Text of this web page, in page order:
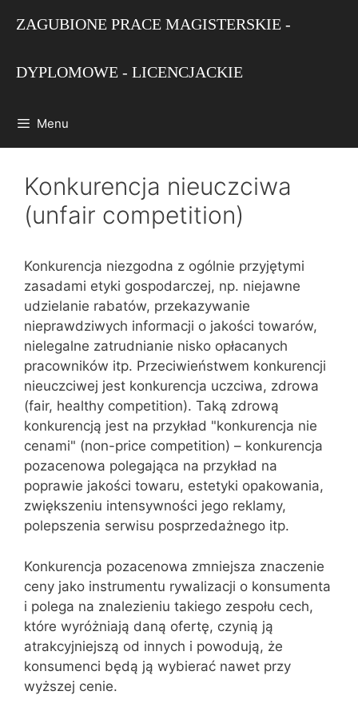
ZAGUBIONE PRACE MAGISTERSKIE -
DYPLOMOWE - LICENCJACKIE
Menu
Konkurencja nieuczciwa
(unfair competition)
Konkurencja niezgodna z ogólnie przyjętymi
zasadami etyki gospodarczej, np. niejawne
udzielanie rabatów, przekazywanie
nieprawdziwych informacji o jakości towarów,
nielegalne zatrudnianie nisko opłacanych
pracowników itp. Przeciwieństwem konkurencji
nieuczciwej jest konkurencja uczciwa, zdrowa
(fair, healthy competition). Taką zdrową
konkurencją jest na przykład "konkurencja nie
cenami" (non-price competition) – konkurencja
pozacenowa polegająca na przykład na
poprawie jakości towaru, estetyki opakowania,
zwiększeniu intensywności jego reklamy,
polepszenia serwisu posprzedażnego itp.
Konkurencja pozacenowa zmniejsza znaczenie
ceny jako instrumentu rywalizacji o konsumenta
i polega na znalezieniu takiego zespołu cech,
które wyróżniają daną ofertę, czynią ją
atrakcyjniejszą od innych i powodują, że
konsumenci będą ją wybierać nawet przy
wyższej cenie.